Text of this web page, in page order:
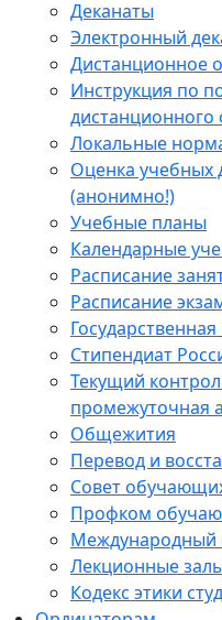
Деканаты
Электронный
Дистанционное
Инструкция по
дистанционного
Локальные
Оценка учебных
(анонимно!)
Учебные планы
Календарные
Расписание
Расписание
Стипендиат
Текущий
промежуточная
Общежития
Перевод и
Совет
Профком
Международный
Лекционные
Кодекс этики